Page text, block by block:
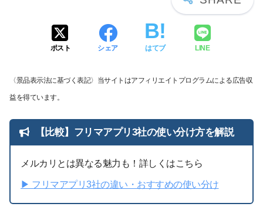
ポスト シェア はてブ LINE
〈景品表示法に基づく表記〉当サイトはアフィリエイトプログラムによる広告収
益を得ています。
【比較】フリマアプリ3社の使い分け方を解説
メルカリとは異なる魅力も！詳しくはこちら
▶︎ フリマアプリ3社の違い・おすすめの使い分け